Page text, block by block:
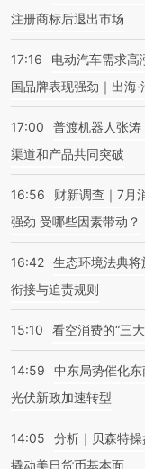
注册商标后退出市场
17:16
电动汽车需求高
国品牌表现强劲｜出海·
17:00
普渡机器人张涛
渠道和产品共同突破
16:56
财新调查｜7月
强劲 受哪些因素带动？
16:42 生态环境法典
衔接与追责规则
15:10 看空消费的“三
14:59
中东局势催化
光伏新政加速转型
14:05
分析｜贝森特
撬动美日货币基本面